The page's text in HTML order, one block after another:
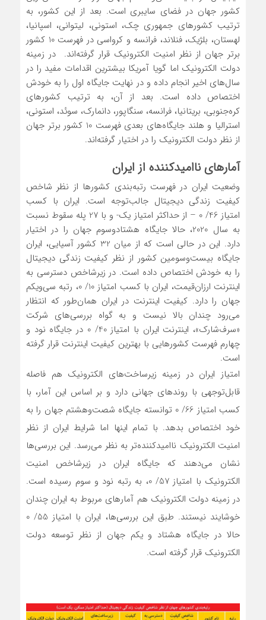
کشور جهان در فضای سایبری است. بعد از این کشور، به
ترتیب کشورهای جمهوری چک، استونی، لیتوانی، اسپانیا،
لهستان، بلژیک، فنلاند، فرانسه و کرواسی در فهرست 10 کشور
برتر جهان از نظر امنیت الکترونیک قرار گرفته‌اند. در زمینه
دولت الکترونیک اما گویا آمریکا بیشترین اقدامات مفید را در
سال‌های اخیر انجام داده و در نهایت جایگاه اول را به خودش
اختصاص داده است. بعد از آن، به ترتیب کشورهای
کره‌جنوبی، بریتانیا، فرانسه، سنگاپور، دانمارک، سوئد، استونی،
استرالیا و هلند جایگاه‌های بعدی فهرست 10 کشور برتر جهان
از نظر دولت الکترونیک را در اختیار گرفته‌اند.
آمارهای ناامیدکننده از ایران
وضعیت ایران در فهرست رتبه‌بندی کشورها از نظر شاخص
کیفیت زندگی دیجیتال جالب‌توجه است. ایران با کسب
امتیاز 46/ 0 – از حداکثر امتیاز یک- و با 27 پله سقوط نسبت
به سال 2020، حالا جایگاه هشتادوسوم جهان را در اختیار
دارد. این در حالی است که از میان 32 کشور آسیایی، ایران
جایگاه بیست‌وسومین کشور از نظر کیفیت زندگی دیجیتال
را به خودش اختصاص داده است. در زیرشاخص دسترسی به
اینترنت ارزان‌قیمت، ایران با کسب امتیاز 10/ 0، رتبه سی‌ویکم
جهان را دارد. کیفیت اینترنت در ایران همان‌طور که انتظار
می‌رود چندان بالا نیست و به گواه بررسی‌های شرکت
«سرف‌شارک»، اینترنت ایران با امتیاز 40/ 0 در جایگاه نود و
چهارم فهرست کشورهایی با بهترین کیفیت اینترنت قرار گرفته
است.
امتیاز ایران در زمینه زیرساخت‌های الکترونیک هم فاصله
قابل‌توجهی با روندهای جهانی دارد و بر اساس این آمار، با
کسب امتیاز 66/ 0 توانسته جایگاه شصت‌وهشتم جهان را به
خود اختصاص بدهد. با تمام اینها اما شرایط ایران از نظر
امنیت الکترونیک ناامیدکننده‌تر به نظر می‌رسد. این بررسی‌ها
نشان می‌دهند که جایگاه ایران در زیرشاخص امنیت
الکترونیک با امتیاز 57/ 0، به رتبه نود و سوم رسیده است.
در زمینه دولت الکترونیک هم آمارهای مربوط به ایران چندان
خوشایند نیستند. طبق این بررسی‌ها، ایران با امتیاز 55/ 0
حالا در جایگاه هشتاد و یکم جهان از نظر توسعه دولت
الکترونیک قرار گرفته است.